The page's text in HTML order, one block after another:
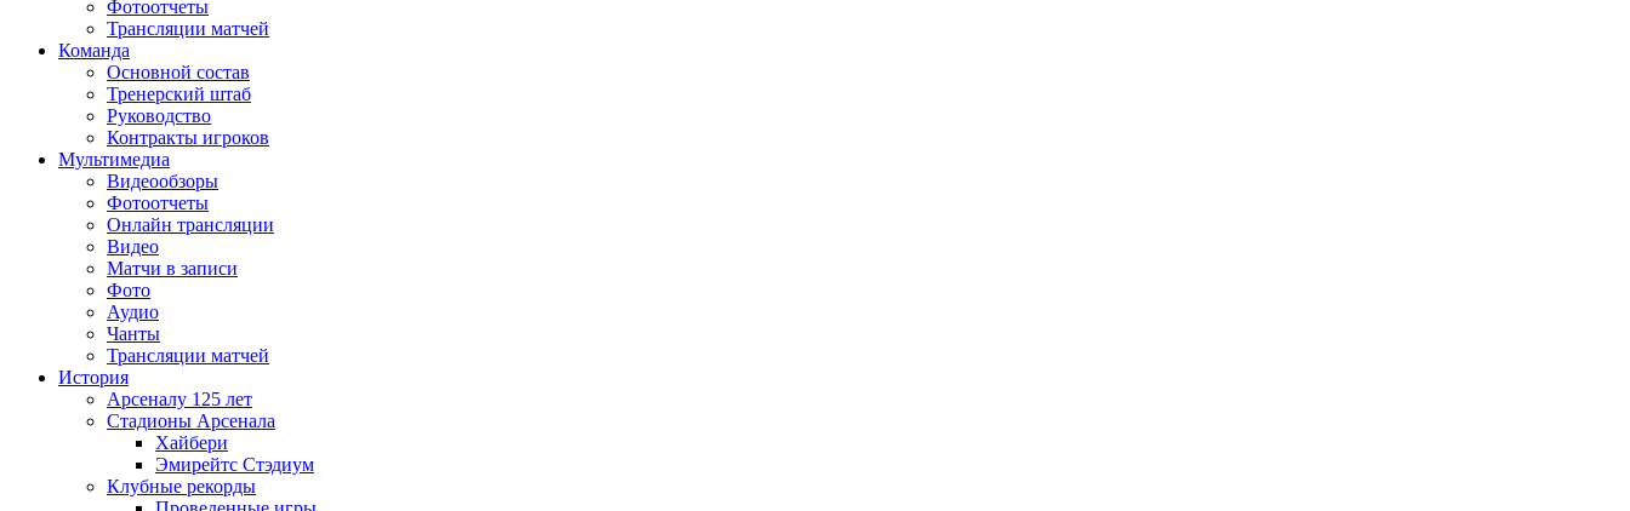
Фотоотчеты
Трансляции матчей
Команда
Основной состав
Тренерский штаб
Руководство
Контракты игроков
Мультимедиа
Видеообзоры
Фотоотчеты
Онлайн трансляции
Видео
Матчи в записи
Фото
Аудио
Чанты
Трансляции матчей
История
Арсеналу 125 лет
Стадионы Арсенала
Хайбери
Эмирейтс Стэдиум
Клубные рекорды